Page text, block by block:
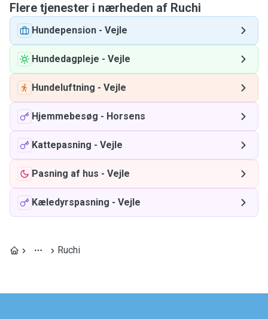
Flere tjenester i nærheden af ​​Ruchi
Hundepension - Vejle
Hundedagpleje - Vejle
Hundeluftning - Vejle
Hjemmebesøg - Horsens
Kattepasning - Vejle
Pasning af hus - Vejle
Kæledyrspasning - Vejle
Ruchi